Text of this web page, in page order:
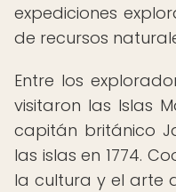
expediciones
de recursos
Entre los
visitaron las Islas
capitán británico
las islas en 1774.
la cultura y el arte